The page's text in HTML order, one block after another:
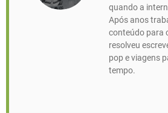
quando a
Após anos
conteúdo para
resolveu
pop e viagens
tempo.